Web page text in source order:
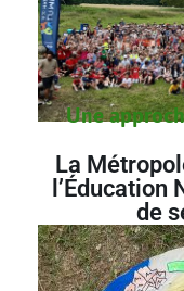
Une
La
de